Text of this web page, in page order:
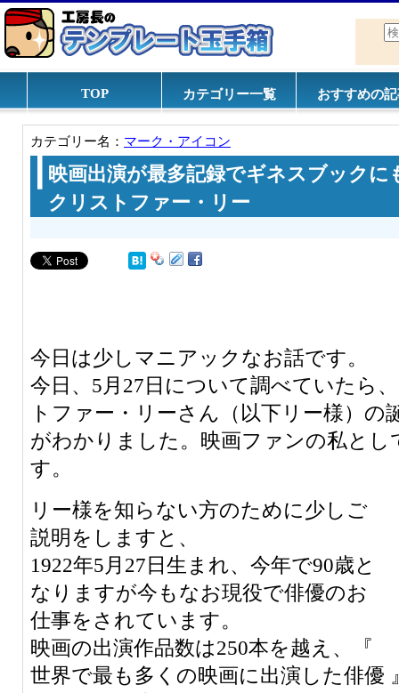
TOP カテゴリー一覧 おすすめの
カテゴリー名： マーク・アイコン
映画出演が最多記録でギネスブックに
クリストファー・リー
今日は少しマニアックなお話です。
今日、5月27日について調べていたら
トファー・リーさん（以下リー様）の
がわかりました。映画ファンの私とし
す。
リー様を知らない方のために少しご
説明をしますと、
1922年5月27日生まれ、今年で90歳と
なりますが今もなお現役で俳優のお
仕事をされています。
映画の出演作品数は250本を越え、『
世界で最も多くの映画に出演した俳優